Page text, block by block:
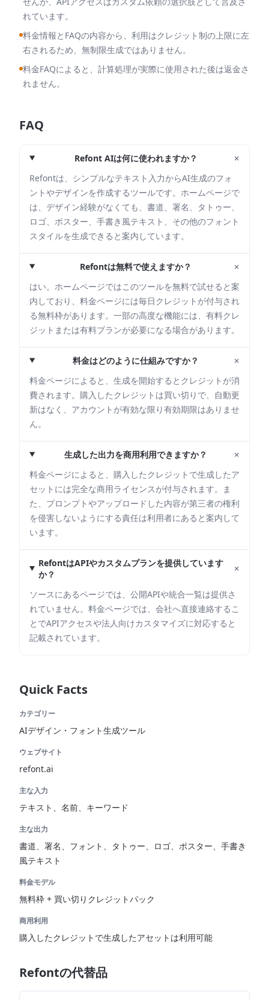
れています。
料金情報とFAQの内容から、利用はクレジット制の上限に左
右されるため、無制限生成ではありません。
料金FAQによると、計算処理が実際に使用された後は返金さ
れません。
FAQ
Refont AIは何に使われますか？ +
Refontは、シンプルなテキスト入力からAI生成のフォ
ントやデザインを作成するツールです。ホームページで
は、デザイン経験がなくても、書道、署名、タトゥー、
ロゴ、ポスター、手書き風テキスト、その他のフォント
スタイルを生成できると案内しています。
Refontは無料で使えますか？ +
はい。ホームページではこのツールを無料で試せると案
内しており、料金ページには毎日クレジットが付与され
る無料枠があります。一部の高度な機能には、有料クレ
ジットまたは有料プランが必要になる場合があります。
料金はどのように仕組みですか？ +
料金ページによると、生成を開始するとクレジットが消
費されます。購入したクレジットは買い切りで、自動更
新はなく、アカウントが有効な限り有効期限はありませ
ん。
生成した出力を商用利用できますか？ +
料金ページによると、購入したクレジットで生成したア
セットには完全な商用ライセンスが付与されます。ま
た、プロンプトやアップロードした内容が第三者の権利
を侵害しないようにする責任は利用者にあると案内して
います。
RefontはAPIやカスタムプランを提供しています
か？
+
ソースにあるページでは、公開APIや統合一覧は提供さ
れていません。料金ページでは、会社へ直接連絡するこ
とでAPIアクセスや法人向けカスタマイズに対応すると
記載されています。
Quick Facts
カテゴリー
AIデザイン・フォント生成ツール
ウェブサイト
refont.ai
主な入力
テキスト、名前、キーワード
主な出力
書道、署名、フォント、タトゥー、ロゴ、ポスター、手書き
風テキスト
料金モデル
無料枠 + 買い切りクレジットパック
商用利用
購入したクレジットで生成したアセットは利用可能
Refontの代替品